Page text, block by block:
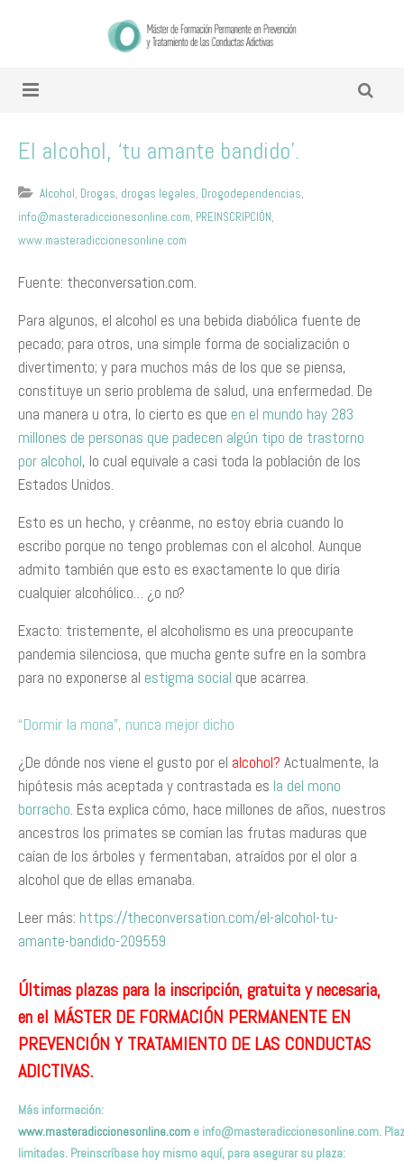
El alcohol, ‘tu amante bandido’.
Alcohol, Drogas, drogas legales, Drogodependencias,
info@masteradiccionesonline.com, PREINSCRIPCIÓN,
www.masteradiccionesonline.com
Fuente: theconversation.com.
Para algunos, el alcohol es una bebida diabólica fuente de
pecado; para otros, una simple forma de socialización o
divertimento; y para muchos más de los que se piensa,
constituye un serio problema de salud, una enfermedad. De
una manera u otra, lo cierto es que en el mundo hay 283
millones de personas que padecen algún tipo de trastorno
por alcohol, lo cual equivale a casi toda la población de los
Estados Unidos.
Esto es un hecho, y créanme, no estoy ebria cuando lo
escribo porque no tengo problemas con el alcohol. Aunque
admito también que esto es exactamente lo que diría
cualquier alcohólico… ¿o no?
Exacto: tristemente, el alcoholismo es una preocupante
pandemia silenciosa, que mucha gente sufre en la sombra
para no exponerse al estigma social que acarrea.
“Dormir la mona”, nunca mejor dicho
¿De dónde nos viene el gusto por el alcohol? Actualmente, la
hipótesis más aceptada y contrastada es la del mono
borracho. Esta explica cómo, hace millones de años, nuestros
ancestros los primates se comían las frutas maduras que
caían de los árboles y fermentaban, atraídos por el olor a
alcohol que de ellas emanaba.
Leer más: https://theconversation.com/el-alcohol-tu-
amante-bandido-209559
Últimas plazas para la inscripción, gratuita y necesaria,
en el MÁSTER DE FORMACIÓN PERMANENTE EN
PREVENCIÓN Y TRATAMIENTO DE LAS CONDUCTAS
ADICTIVAS.
Más información:
www.masteradiccionesonline.com e info@masteradiccionesonline.com.
limitadas. Preinscríbase hoy mismo aquí, para asegurar su plaza: